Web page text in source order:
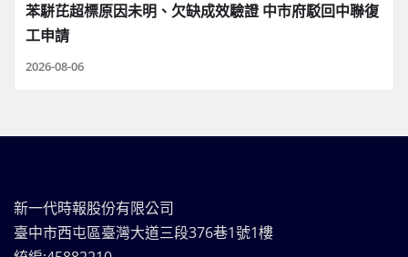
苯駢芘超標原因未明、欠缺成效驗證 中市府駁回中聯復
工申請
2026-08-06
新一代時報股份有限公司
臺中市西屯區臺灣大道三段376巷1號1樓